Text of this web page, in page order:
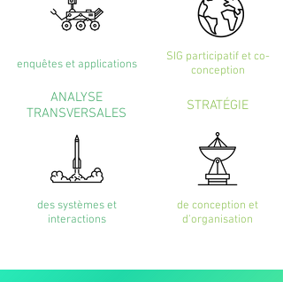
enquêtes et applications
ANALYSE
TRANSVERSALES
des systèmes et
interactions
SIG participatif et co-
conception
STRATÉGIE
de conception et
d'organisation